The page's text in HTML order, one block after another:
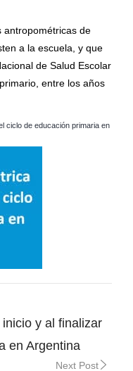
antropométricas de
a la escuela, y que
de Salud Escolar
entre los años
ciclo de educación primaria en
y al finalizar
en Argentina
Next Post